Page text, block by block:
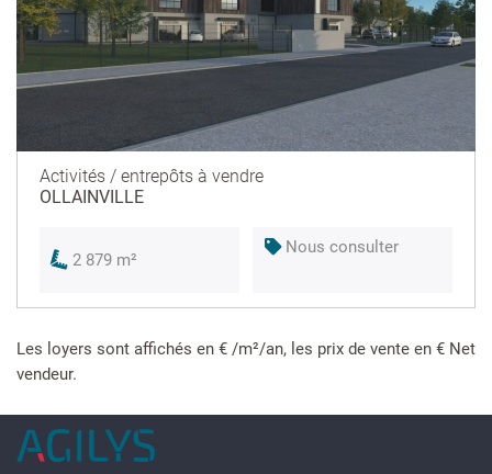
Activités / entrepôts à vendre
OLLAINVILLE
2 879 m²
Nous consulter
Les loyers sont affichés en € /m²/an, les prix de vente en € Net
vendeur.